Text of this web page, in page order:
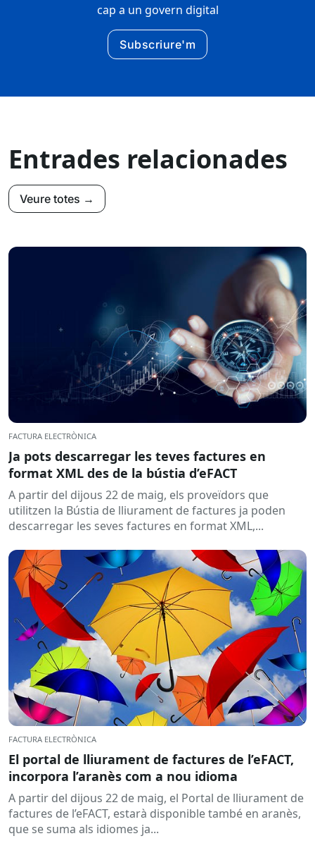
cap a un govern digital
Subscriure'm
Entrades relacionades
Veure totes →
FACTURA ELECTRÒNICA
Ja pots descarregar les teves factures en
format XML des de la bústia d’eFACT
A partir del dijous 22 de maig, els proveïdors que
utilitzen la Bústia de lliurament de factures ja poden
descarregar les seves factures en format XML,...
FACTURA ELECTRÒNICA
El portal de lliurament de factures de l’eFACT,
incorpora l’aranès com a nou idioma
A partir del dijous 22 de maig, el Portal de lliurament de
factures de l’eFACT, estarà disponible també en aranès,
que se suma als idiomes ja...